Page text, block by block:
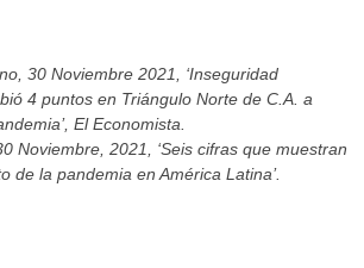
30 Noviembre 2021, ‘Inseguridad
4 puntos en Triángulo Norte de C.A. a
El Economista.
Noviembre, 2021, ‘Seis cifras que muestran
de la pandemia en América Latina’.